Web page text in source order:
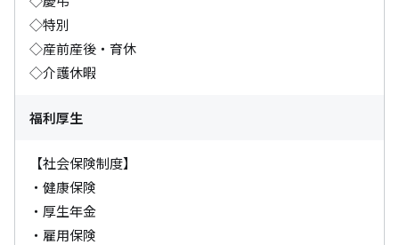
◇特別
◇産前産後・育休
◇介護休暇
福利厚生
【社会保険制度】
・健康保険
・厚生年金
・雇用保険